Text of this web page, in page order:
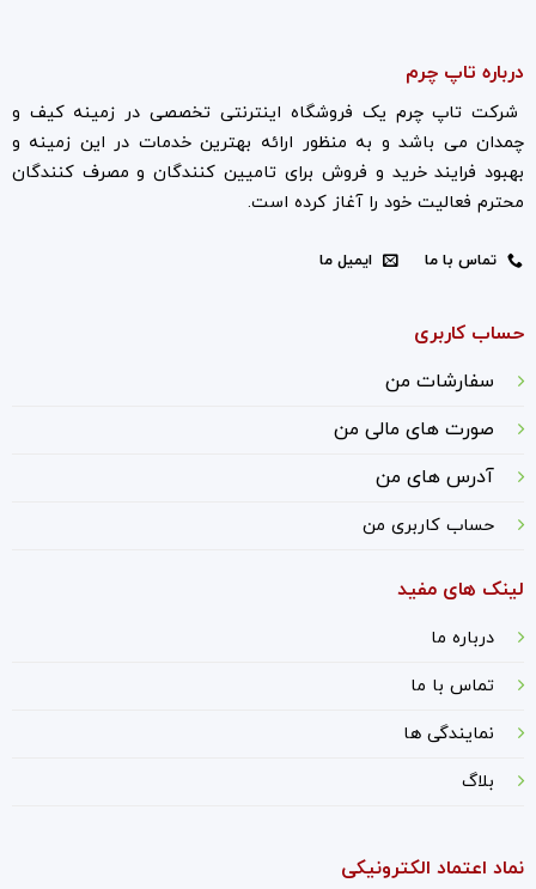
درباره تاپ چرم
شرکت تاپ چرم یک فروشگاه اینترنتی تخصصی در زمینه کیف و
چمدان می باشد و به منظور ارائه بهترین خدمات در این زمینه و
بهبود فرایند خرید و فروش برای تامیین کنندگان و مصرف کنندگان
محترم فعالیت خود را آغاز کرده است.
تماس با ما ایمیل ما
حساب کاربری
سفارشات من
صورت های مالی من
آدرس های من
حساب کاربری من
لینک های مفید
درباره ما
تماس با ما
نمایندگی ها
بلاگ
نماد اعتماد الکترونیکی